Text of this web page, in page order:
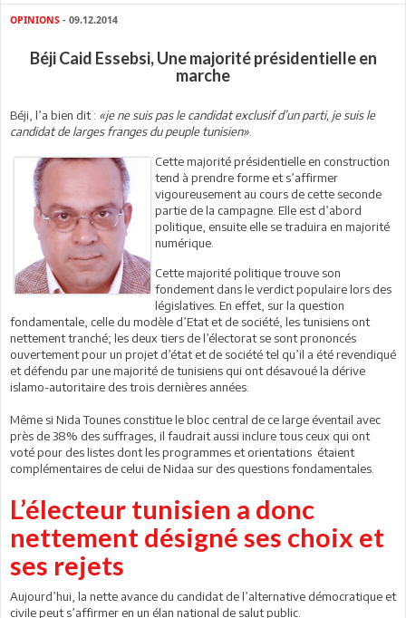
OPINIONS - 09.12.2014
Béji Caid Essebsi, Une majorité présidentielle en
marche
Béji, l’a bien dit : «je ne suis pas le candidat exclusif d’un parti, je suis le
candidat de larges franges du peuple tunisien»
Cette majorité présidentielle en construction
tend à prendre forme et s’affirmer
vigoureusement au cours de cette seconde
partie de la campagne. Elle est d’abord
politique, ensuite elle se traduira en majorité
numérique.
Cette majorité politique trouve son
fondement dans le verdict populaire lors des
législatives. En effet, sur la question
fondamentale, celle du modèle d’Etat et de société, les tunisiens ont
nettement tranché; les deux tiers de l’électorat se sont prononcés
ouvertement pour un projet d’état et de société tel qu’il a été revendiqué
et défendu par une majorité de tunisiens qui ont désavoué la dérive
islamo-autoritaire des trois dernières années.
Même si Nida Tounes constitue le bloc central de ce large éventail avec
près de 38% des suffrages, il faudrait aussi inclure tous ceux qui ont
voté pour des listes dont les programmes et orientations étaient
complémentaires de celui de Nidaa sur des questions fondamentales.
L’électeur tunisien a donc
nettement désigné ses choix et
ses rejets
Aujourd’hui, la nette avance du candidat de l’alternative démocratique et
civile peut s’affirmer en un élan national de salut public.